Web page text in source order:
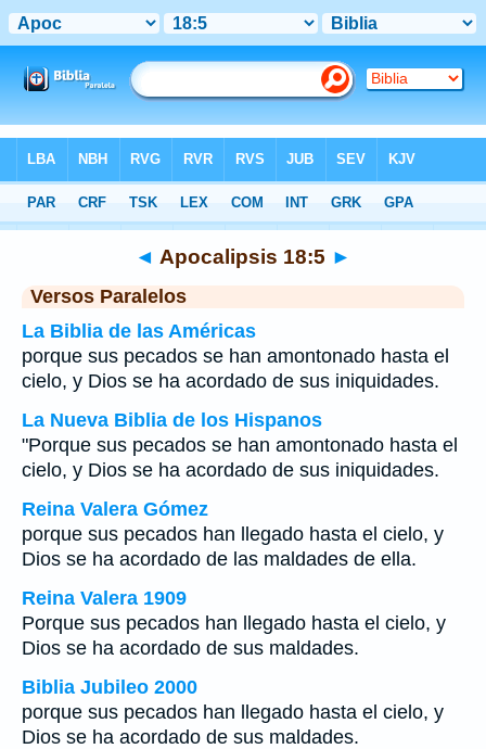
>Apocalipsis >Capítulo 18 > Verso 5
◄ Apocalipsis 18:5 ►
Versos Paralelos
La Biblia de las Américas
porque sus pecados se han amontonado hasta el
cielo, y Dios se ha acordado de sus iniquidades.
La Nueva Biblia de los Hispanos
"Porque sus pecados se han amontonado hasta el
cielo, y Dios se ha acordado de sus iniquidades.
Reina Valera Gómez
porque sus pecados han llegado hasta el cielo, y
Dios se ha acordado de las maldades de ella.
Reina Valera 1909
Porque sus pecados han llegado hasta el cielo, y
Dios se ha acordado de sus maldades.
Biblia Jubileo 2000
porque sus pecados han llegado hasta el cielo, y
Dios se ha acordado de sus maldades.